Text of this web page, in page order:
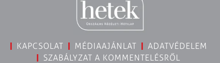
KAPCSOLAT MÉDIAAJÁNLAT
ADATVÉDELEM
SZABÁLYZAT A KOMMENTELÉSRŐL